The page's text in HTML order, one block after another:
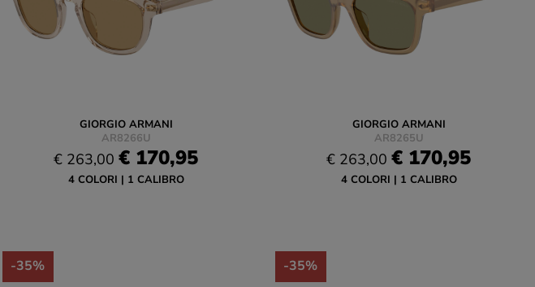
GIORGIO ARMANI
AR8266U
€ 263,00 € 170,95
4 COLORI 1 CALIBRO
GIORGIO ARMANI
AR8265U
€ 263,00 € 170,95
4 COLORI 1 CALIBRO
-35% -35%